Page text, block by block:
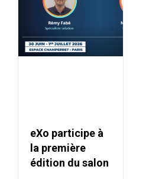
eXo participe à
la première
édition du salon